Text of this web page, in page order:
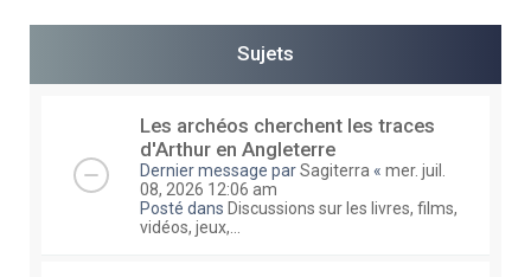
r
Sujets
Les archéos cherchent les traces
d'Arthur en Angleterre
Dernier message parSagiterra « mer. juil.
08, 2026 12:06 am
Posté dans Discussions sur les livres, films,
vidéos, jeux,...